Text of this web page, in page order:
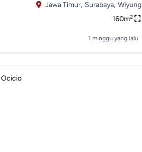
Jawa Timur, Surabaya, Wiyung
160m2
1 minggu yang lalu
Ocicio